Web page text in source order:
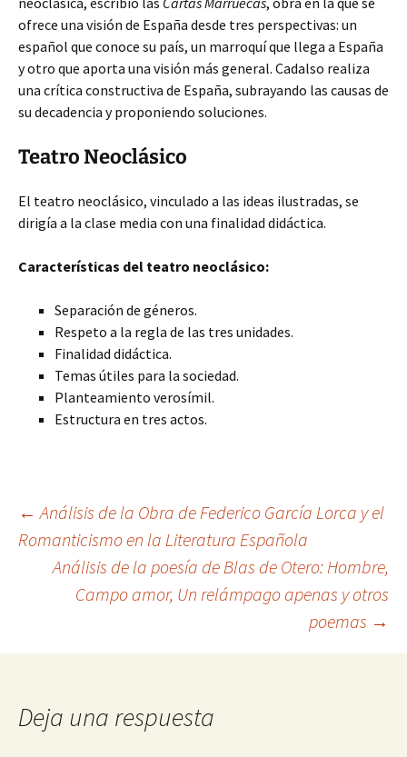
ofrece una visión de España desde tres perspectivas: un
español que conoce su país, un marroquí que llega a España
y otro que aporta una visión más general. Cadalso realiza
una crítica constructiva de España, subrayando las causas de
su decadencia y proponiendo soluciones.
Teatro Neoclásico
El teatro neoclásico, vinculado a las ideas ilustradas, se
dirigía a la clase media con una finalidad didáctica.
Características del teatro neoclásico:
Separación de géneros.
Respeto a la regla de las tres unidades.
Finalidad didáctica.
Temas útiles para la sociedad.
Planteamiento verosímil.
Estructura en tres actos.
Navegación
entradas
← Análisis de la Obra de Federico García Lorca y el
Romanticismo en la Literatura Española
Análisis de la poesía de Blas de Otero: Hombre,
Campo amor, Un relámpago apenas y otros
poemas →
Deja una respuesta